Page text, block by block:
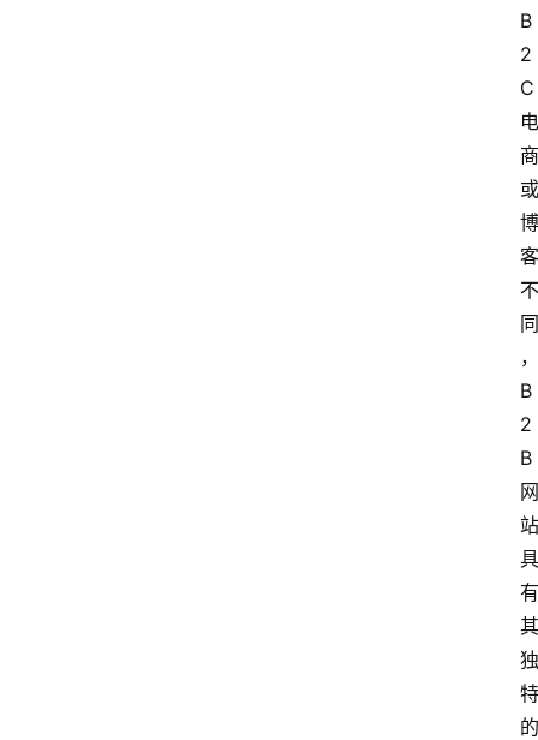
B
2
C
电
商
或
博
客
不
同
，
B
2
B
网
站
具
有
其
独
特
的